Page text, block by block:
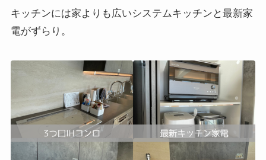
キッチンには家よりも広いシステムキッチンと最新家
電がずらり。